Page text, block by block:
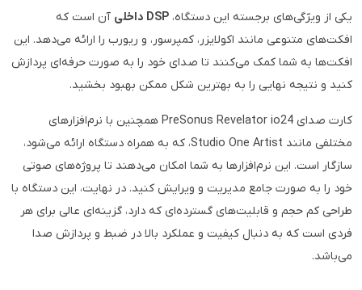
یکی از ویژگی‌های برجسته این دستگاه، DSP داخلی
آن است که
افکت‌های متنوعی مانند اکولایزر، کمپرسور، و ریورب را ارائه می‌دهد. این
افکت‌ها به شما کمک می‌کنند تا صدای خود را به صورت حرفه‌ای پردازش
کنید و نتیجه نهایی را به بهترین شکل ممکن بهبود بخشید.
کارت صدای PreSonus Revelator io24 همچنین با نرم‌افزارهای
مختلفی مانند Studio One Artist، که به همراه دستگاه ارائه می‌شود،
سازگار است. این نرم‌افزارها به شما امکان می‌دهند تا پروژه‌های صوتی
خود را به صورت جامع مدیریت و ویرایش کنید. در نهایت، این دستگاه با
طراحی کم حجم و قابلیت‌های گسترده‌ای که دارد، گزینه‌ای عالی برای هر
فردی است که به دنبال کیفیت و عملکرد بالا در ضبط و پردازش صدا
می‌باشد.